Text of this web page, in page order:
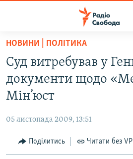
Перейти
основного
матеріалу
Перейти
до
основної
Перейти
до
РАДІО СВОБОДА – 70 РОКІВ
ВСЕ ЗА ДОБУ
СТАТТІ
ЕКОНОМІКА
СУСПІЛЬСТВО
РОСІЙСЬКА «ФІЛЬТРАЦІЯ»
ДОНБАС.РЕАЛІЇ
НОВИНИ | ПОЛІТИКА
Суд витребував у
документи щодо
Мін’юст
05 листопада 2009, 13:51
Поділитись Читати без